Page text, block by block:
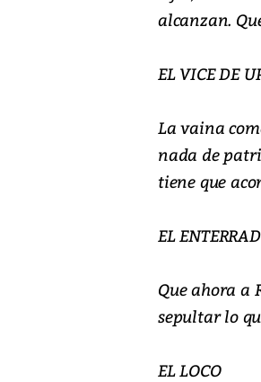
alcanzan.
EL VICE DE
La vaina
nada de
tiene que
EL
Que ahora a
sepultar lo
EL LOCO